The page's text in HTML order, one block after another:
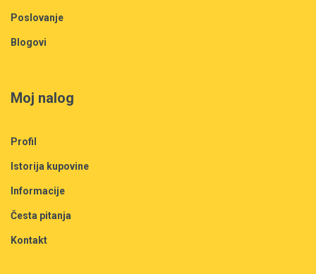
Poslovanje
Blogovi
Moj nalog
Profil
Istorija kupovine
Informacije
Česta pitanja
Kontakt